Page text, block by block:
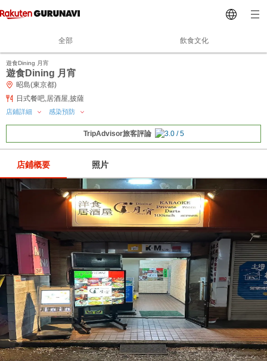
全部 飲食文化
遊食Dining 月宵
遊食Dining 月宵
昭島(東京都)
日式餐吧,居酒屋,披薩
店鋪詳細 感染預防
TripAdvisor旅客評論
店鋪概要 照片